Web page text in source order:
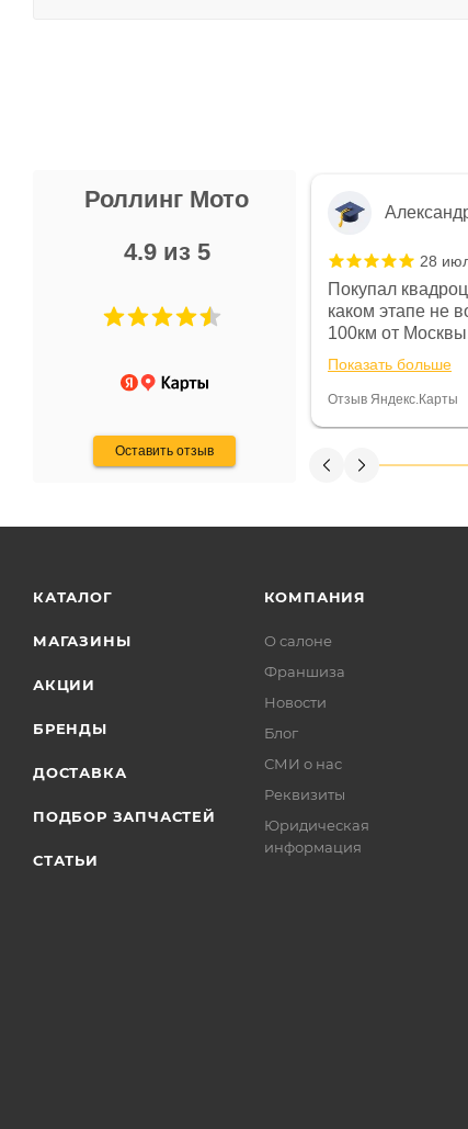
Роллинг Мото
4.9 из 5
Оставить отзыв
Не понравились условия
и дают только на год)
28
Покупал
каком этапе не
100км от
спидометре
постоянно были
Считаю, что это
Показать больше
Отзыв Яндекс.Карты
КАТАЛОГ
МАГАЗИНЫ
АКЦИИ
БРЕНДЫ
ДОСТАВКА
ПОДБОР ЗАПЧАСТЕЙ
СТАТЬИ
КОМПАНИЯ
О салоне
Франшиза
Новости
Блог
СМИ о нас
Реквизиты
Юридическая
информация